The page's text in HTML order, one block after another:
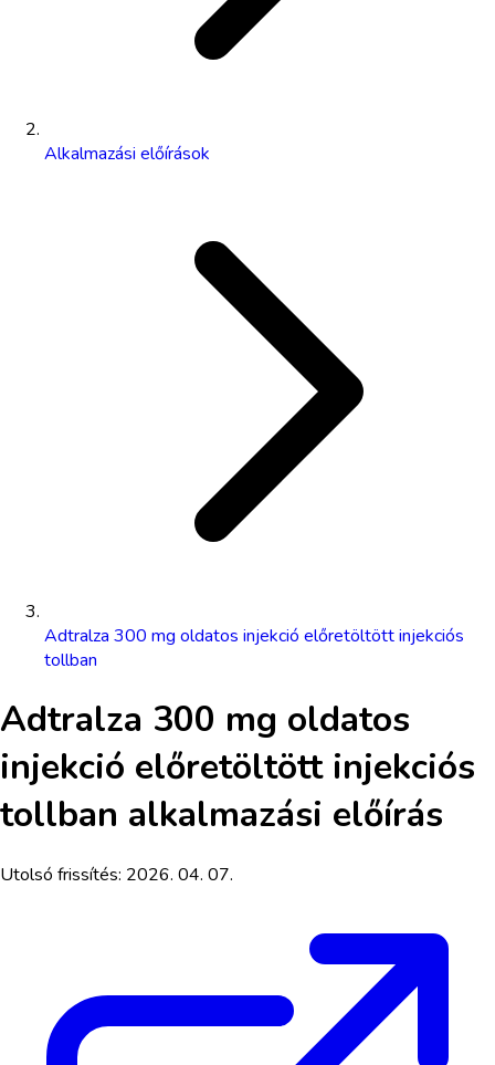
Alkalmazási előírások
Adtralza 300 mg oldatos injekció előretöltött injekciós
tollban
Adtralza 300 mg oldatos
injekció előretöltött injekciós
tollban alkalmazási előírás
Utolsó frissítés: 2026. 04. 07.